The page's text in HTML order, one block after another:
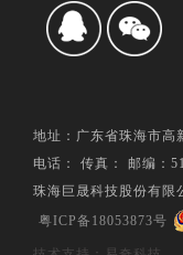
地址：广东省珠海市高
电话： 传真： 邮编：
珠海巨晟科技股份有
粤ICP备18053873号